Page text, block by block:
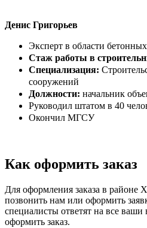
Денис Григорьев
Эксперт в области
Стаж работы в
Специализация:
сооружений
Должности: начальник
Руководил штатом в 40
Окончил МГСУ
Как оформить заказ
Для оформления заказа в районе
позвонить нам или оформить
специалисты ответят на все
оформить заказ.